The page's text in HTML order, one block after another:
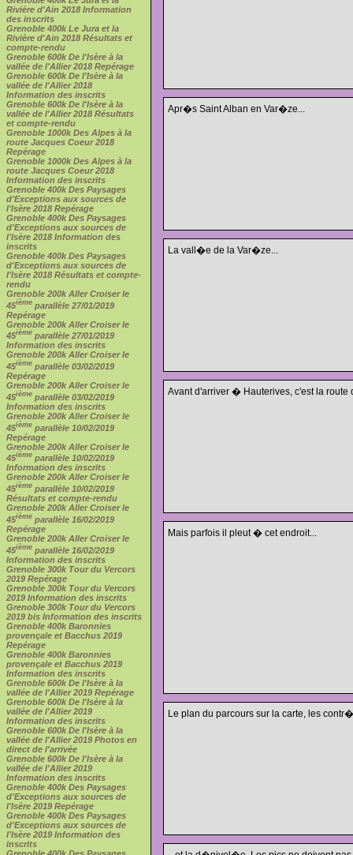
Rivière d'Ain 2018 Information
des inscrits
Grenoble 400k Le Jura et la
Rivière d'Ain 2018 Résultats et
compte-rendu
Grenoble 600k De l'Isère à la
vallée de l'Allier 2018 Repérage
Grenoble 600k De l'Isère à la
vallée de l'Allier 2018
Information des inscrits
Grenoble 600k De l'Isère à la
vallée de l'Allier 2018 Résultats
et compte-rendu
Grenoble 1000k Des Alpes à la
route Jacques Coeur 2018
Repérage
Grenoble 1000k Des Alpes à la
route Jacques Coeur 2018
Information des inscrits
Grenoble 400k Des Paysages
d'Exceptions aux sources de
l'Isère 2018 Repérage
Grenoble 400k Des Paysages
d'Exceptions aux sources de
l'Isère 2018 Information des
inscrits
Grenoble 400k Des Paysages
d'Exceptions aux sources de
l'Isère 2018 Résultats et compte-
rendu
Grenoble 200k Aller Croiser le
45ième parallèle 27/01/2019
Repérage
Grenoble 200k Aller Croiser le
45ième parallèle 27/01/2019
Information des inscrits
Grenoble 200k Aller Croiser le
45ième parallèle 03/02/2019
Repérage
Grenoble 200k Aller Croiser le
45ième parallèle 03/02/2019
Information des inscrits
Grenoble 200k Aller Croiser le
45ième parallèle 10/02/2019
Repérage
Grenoble 200k Aller Croiser le
45ième parallèle 10/02/2019
Information des inscrits
Grenoble 200k Aller Croiser le
45ième parallèle 10/02/2019
Résultats et compte-rendu
Grenoble 200k Aller Croiser le
45ième parallèle 16/02/2019
Repérage
Grenoble 200k Aller Croiser le
45ième parallèle 16/02/2019
Information des inscrits
Grenoble 300k Tour du Vercors
2019 Repérage
Grenoble 300k Tour du Vercors
2019 Information des inscrits
Grenoble 300k Tour du Vercors
2019 bis Information des inscrits
Grenoble 400k Baronnies
provençale et Bacchus 2019
Repérage
Grenoble 400k Baronnies
provençale et Bacchus 2019
Information des inscrits
Grenoble 600k De l'Isère à la
vallée de l'Allier 2019 Repérage
Grenoble 600k De l'Isère à la
vallée de l'Allier 2019
Information des inscrits
Grenoble 600k De l'Isère à la
vallée de l'Allier 2019 Photos en
direct de l'arrivée
Grenoble 600k De l'Isère à la
vallée de l'Allier 2019
Information des inscrits
Grenoble 400k Des Paysages
d'Exceptions aux sources de
l'Isère 2019 Repérage
Grenoble 400k Des Paysages
d'Exceptions aux sources de
l'Isère 2019 Information des
inscrits
Grenoble 400k Des Paysages
Apr�s Saint Alban en Var�ze...
La vall�e de la Var�ze...
Avant d'arriver � Hauterives, c'est la route
Mais parfois il pleut � cet endroit...
Le plan du parcours sur la carte, les